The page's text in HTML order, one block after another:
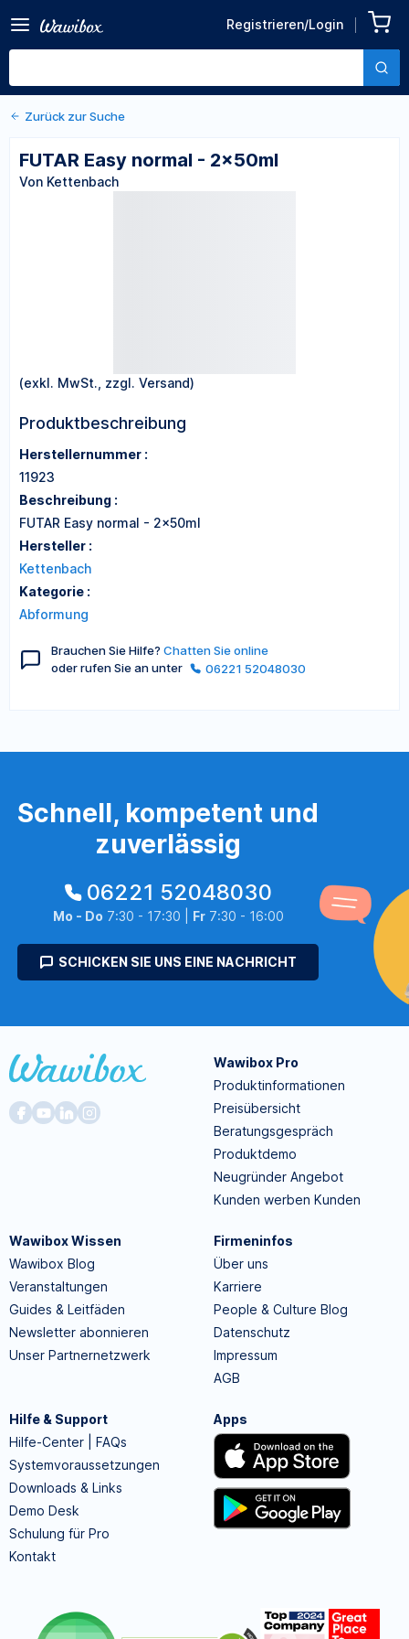
Registrieren/Login
2x50ml
Von Kettenbach
Zurück zu den Produktdetails
Zurück zur Suche
FUTAR Easy normal - 2x50ml
Von Kettenbach
(exkl. MwSt., zzgl. Versand)
Produktbeschreibung
Herstellernummer :
11923
Beschreibung :
FUTAR Easy normal - 2x50ml
Hersteller :
Kettenbach
Kategorie :
Abformung
Brauchen Sie Hilfe? Chatten Sie online
oder rufen Sie an unter
06221 52048030
Schnell, kompetent und
zuverlässig
06221 52048030
Mo - Do 7:30 - 17:30 | Fr7:30 - 16:00
SCHICKEN SIE UNS EINE NACHRICHT
Wawibox Pro
Produktinformationen
Preisübersicht
Beratungsgespräch
Produktdemo
Neugründer Angebot
Kunden werben Kunden
Wawibox Wissen
Wawibox Blog
Veranstaltungen
Guides & Leitfäden
Newsletter abonnieren
Unser Partnernetzwerk
Firmeninfos
Über uns
Karriere
People & Culture Blog
Datenschutz
Impressum
AGB
Hilfe & Support
Hilfe-Center | FAQs
Systemvoraussetzungen
Downloads & Links
Demo Desk
Schulung für Pro
Kontakt
Apps